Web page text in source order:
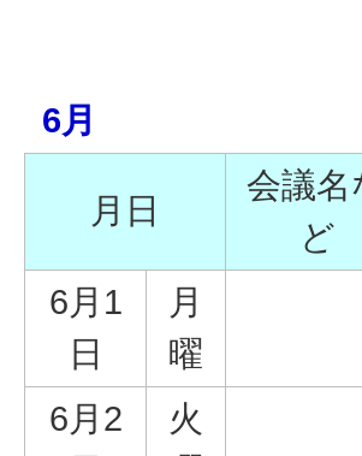
6月
月日
会議名
ど
6月1
日
月
曜
6月2
火